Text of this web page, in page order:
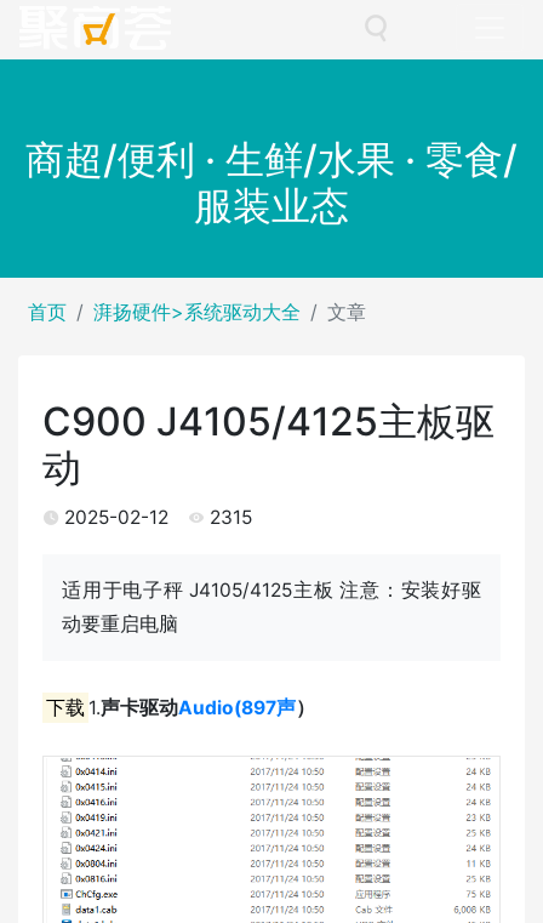
商超/便利 · 生鲜/水果 · 零食/
服装业态
首页 湃扬硬件>系统驱动大全 文章
C900 J4105/4125主板驱
动
2025-02-12 2315
适用于电子秤 J4105/4125主板 注意：安装好驱
动要重启电脑
下载 1.声卡驱动Audio(897声）